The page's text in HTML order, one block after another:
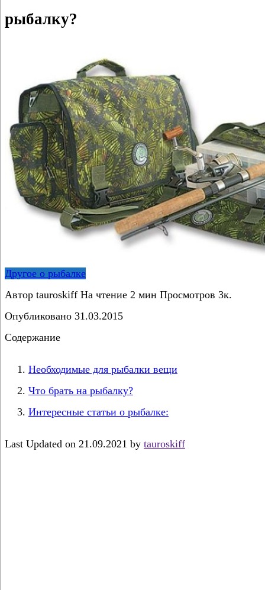
рыбалку?
Другое о рыбалке
Автор tauroskiff На чтение 2 мин Просмотров 3к.
Опубликовано 31.03.2015
Содержание
Необходимые для рыбалки вещи
Что брать на рыбалку?
Интересные статьи о рыбалке:
Last Updated on 21.09.2021 by tauroskiff